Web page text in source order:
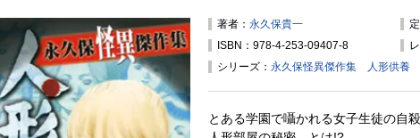
著者： 永久保貴一
ISBN：978-4-253-09407-8
シリーズ： 永久保怪異傑作集 人形供養
とある学園で囁かれる女子生徒の自